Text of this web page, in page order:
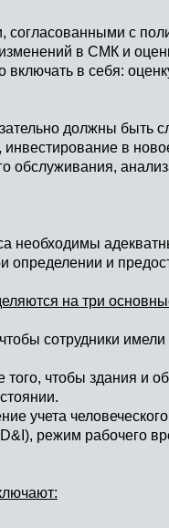
согласованными с
в СМК и
в себя:
должны быть
в
обслуживания,
необходимы
определении и
на три
сотрудники
того, чтобы здания и
учета
режим рабочего